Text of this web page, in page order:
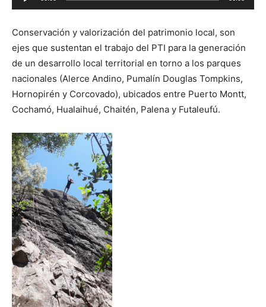
de
Conservación y valorización del patrimonio local, son
ejes que sustentan el trabajo del PTI para la generación
de un desarrollo local territorial en torno a los parques
nacionales (Alerce Andino, Pumalín Douglas Tompkins,
Hornopirén y Corcovado), ubicados entre Puerto Montt,
Cochamó, Hualaihué, Chaitén, Palena y Futaleufú.